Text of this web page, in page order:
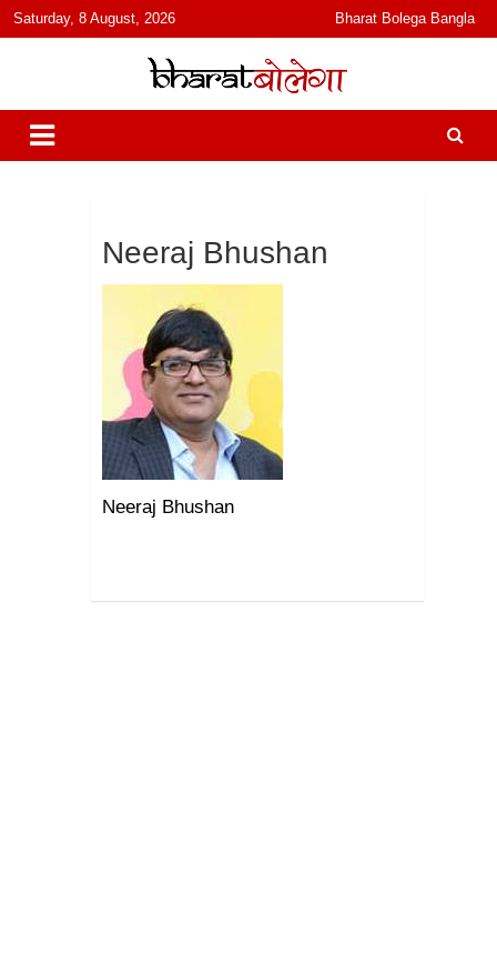
content
Saturday, 8 August, 2026 Bharat Bolega Bangla
भारत बोलेगा
हिंदी में समाचार, विचार, ऑडियो, वीडियो और फ़ीचर. भारत बोलेगा हिंदी न्यूज़ वेबसाइट
India: News, Views, Info, Trends & Podcast I जानकारी भी समझदारी भी
और पॉडकास्ट
Neeraj Bhushan
Neeraj Bhushan